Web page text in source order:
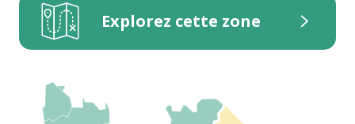
Explorez cette zone